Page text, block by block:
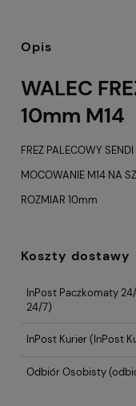
Opis
WALEC
10mm M14
FREZ PALECOWY
MOCOWANIE M14 NA
ROZMIAR 10mm
Koszty dostawy
Cena nie
InPost Paczkomaty
24/7)
InPost Kurier(InPost
Odbiór Osobisty